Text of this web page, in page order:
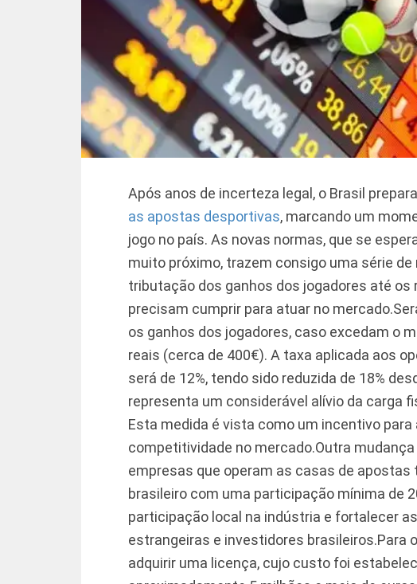
Após anos de incerteza legal, o Brasil
as apostas desportivas, marcando um
jogo no país. As novas normas, que se
muito próximo, trazem consigo uma série
tributação dos ganhos dos jogadores até os
precisam cumprir para atuar no mercado.
os ganhos dos jogadores, caso excedam o
reais (cerca de 400€). A taxa aplicada aos
será de 12%, tendo sido reduzida de 18%
representa um considerável alívio da carga
Esta medida é vista como um incentivo
competitividade no mercado.Outra
empresas que operam as casas de
brasileiro com uma participação mínima de
participação local na indústria e fortalecer
estrangeiras e investidores brasileiros.Para
adquirir uma licença, cujo custo foi